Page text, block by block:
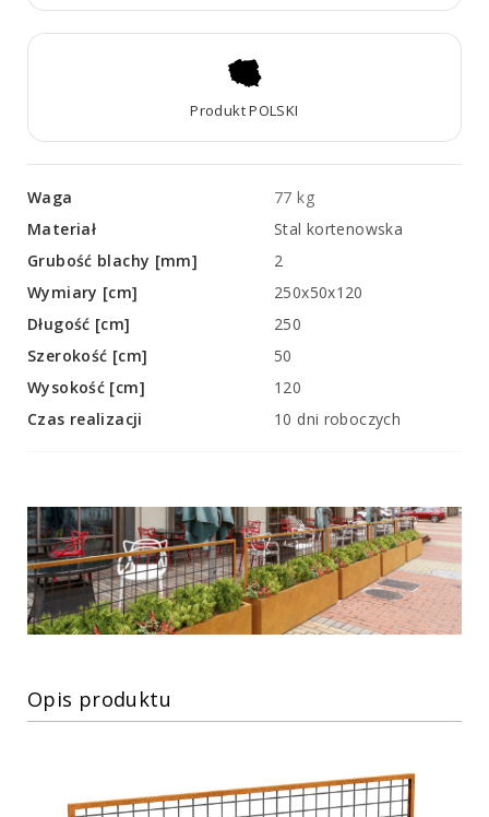
Produkt POLSKI
Waga
77 kg
Materiał
Stal kortenowska
Grubość blachy [mm]
2
Wymiary [cm]
250x50x120
Długość [cm]
250
Szerokość [cm]
50
Wysokość [cm]
120
Czas realizacji
10 dni roboczych
Opis produktu